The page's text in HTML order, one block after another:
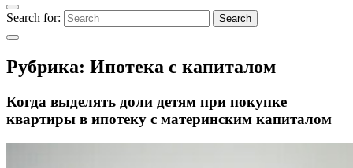
Search for: Search
Рубрика: Ипотека с капиталом
Когда выделять доли детям при покупке
квартиры в ипотеку с материнским капиталом